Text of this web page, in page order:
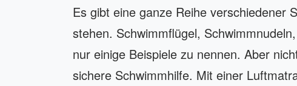
Es gibt eine ganze Reihe verschiedener
stehen. Schwimmflügel,
nur einige Beispiele zu nennen. Aber
sichere Schwimmhilfe. Mit einer